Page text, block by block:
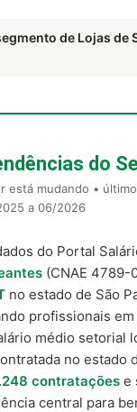
de Lojas de
do
está mudando •
a 06/2026
do Portal
(CNAE 4789-
no estado de São
profissionais em
médio setorial
no estado
contratações e
central para